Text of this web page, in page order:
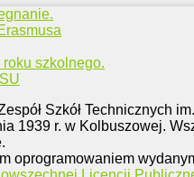
szkolnego.
Szkół Technicznych im.
1939 r. w Kolbuszowej.
oprogramowaniem